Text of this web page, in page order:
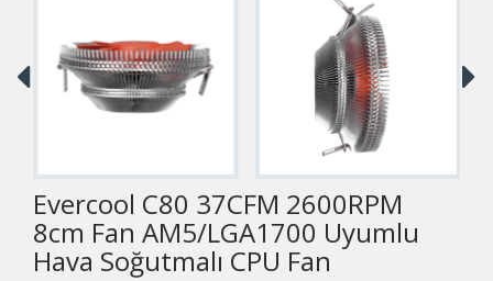
Evercool C80 37CFM 2600RPM
8cm Fan AM5/LGA1700 Uyumlu
Hava Soğutmalı CPU Fan